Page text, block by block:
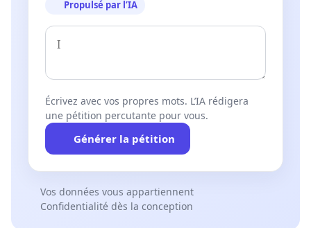
Propulsé par l’IA
Écrivez avec vos propres mots. L’IA rédigera
une pétition percutante pour vous.
Générer la pétition
Vos données vous appartiennent
Confidentialité dès la conception